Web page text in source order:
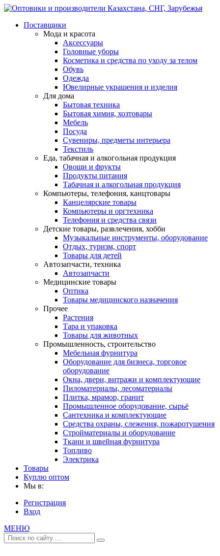
Поставщики
Мода и красота
Аксессуары
Головные уборы
Косметика и средства по уходу за телом
Обувь
Одежда
Ювелирные украшения и изделия
Для дома
Бытовая техника
Бытовая химия, хозтовары
Мебель
Посуда
Сувениры, предметы интерьера
Текстиль
Еда, табачная и алкогольная продукция
Овощи и фрукты
Продукты питания
Табачная и алкогольная продукция
Компьютеры, телефония, канцтовары
Канцелярские товары
Компьютеры и оргтехника
Телефония и средства связи
Детские товары, развлечения, хобби
Музыкальные инструменты, оборудование
Отдых, туризм, спорт
Товары для детей
Автозапчасти, техника
Автозапчасти
Медицинские товары
Оптика
Товары медицинского назначения
Прочее
Растения
Тара и упаковка
Товары для животных
Промышленность, строительство
Мебельная фурнитура
Оборудование для бизнеса, торговое
оборудование
Окна, двери, витражи и комплектующие
Пиломатериалы, лесоматериалы
Плитка, мрамор, гранит
Промышленное оборудование, сырьё
Сантехника и комплектующие
Средства охраны, слежения, пожаротушения
Стройматериалы и оборудование
Ткани и швейная фурнитура
Топливо
Электрика
Товары
Куплю оптом
Мы в:
Регистрация
Вход
МЕНЮ